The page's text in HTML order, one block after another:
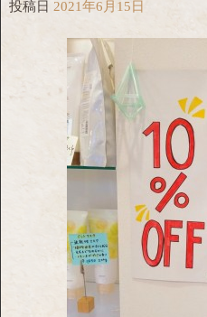
投稿日 2021年6月15日